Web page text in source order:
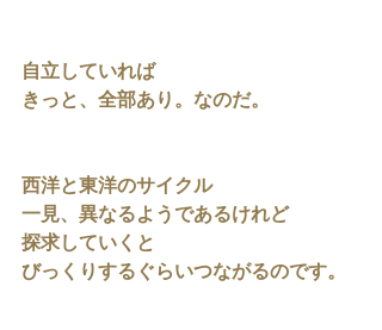
自立していれば
きっと、全部あり。なのだ。
西洋と東洋のサイクル
一見、異なるようであるけれど
探求していくと
びっくりするぐらいつながるのです。